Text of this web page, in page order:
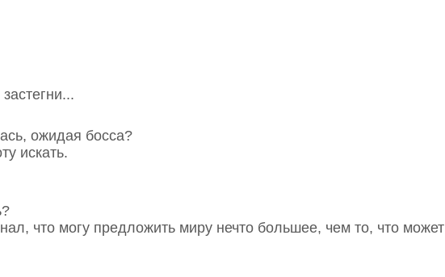
ожидая босса?
искать.
что могу предложить миру нечто большее, чем то, что может